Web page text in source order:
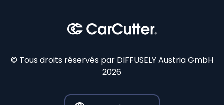
© Tous droits réservés par DIFFUSELY Austria GmbH
2026